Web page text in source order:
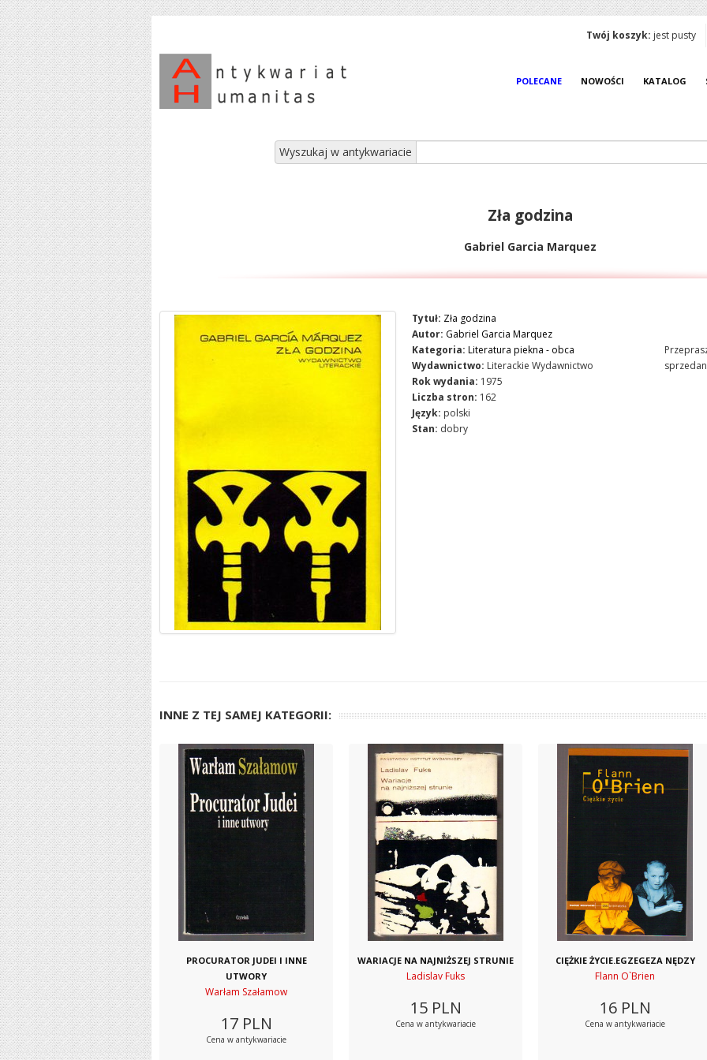
Twój koszyk: jest pusty
POLECANE NOWOŚCI KATALOG
Wyszukaj w antykwariacie
Zła godzina
Gabriel Garcia Marquez
Tytuł: Zła godzina
Autor: Gabriel Garcia Marquez
Kategoria: Literatura piekna - obca
Wydawnictwo: Literackie Wydawnictwo
Rok wydania: 1975
Liczba stron: 162
Język: polski
Stan: dobry
INNE Z TEJ SAMEJ KATEGORII:
PROCURATOR JUDEI I INNE
UTWORY
Warłam Szałamow
17 PLN
Cena w antykwariacie
WARIACJE NA NAJNIŻSZEJ STRUNIE
Ladislav Fuks
15 PLN
Cena w antykwariacie
CIĘŻKIE ŻYCIE.EGZEGEZA NĘDZY
Flann O`Brien
16 PLN
Cena w antykwariacie